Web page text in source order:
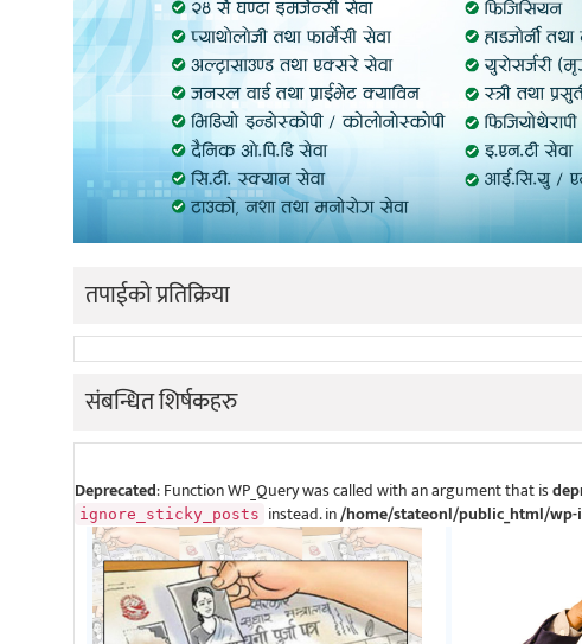
तपाईको प्रतिक्रिया
संबन्धित शिर्षकहरु
Deprecated: Function WP_Query was called with an argument that is
ignore_sticky_posts instead. in/home/stateonl/public_html/